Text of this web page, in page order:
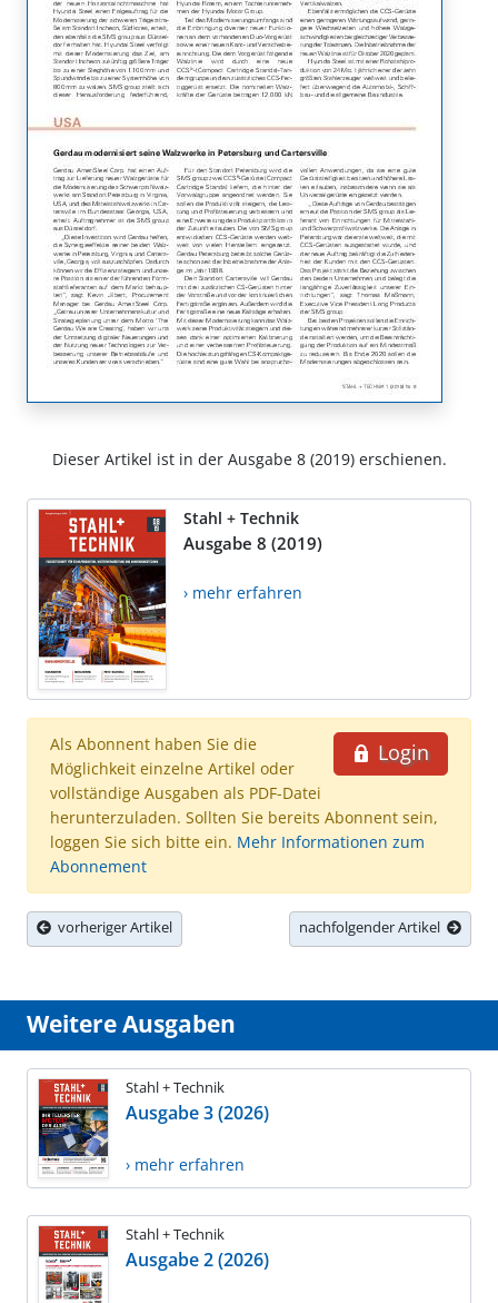
Dieser Artikel ist in der Ausgabe 8 (2019) erschienen.
Stahl + Technik
Ausgabe 8 (2019)
› mehr erfahren
Login
Als Abonnent haben Sie die
Möglichkeit einzelne Artikel oder
vollständige Ausgaben als PDF-Datei
herunterzuladen. Sollten Sie bereits Abonnent sein,
loggen Sie sich bitte ein. Mehr Informationen zum
Abonnement
vorheriger Artikel nachfolgender Artikel
Weitere Ausgaben
Stahl + Technik
Ausgabe 3 (2026)
› mehr erfahren
Stahl + Technik
Ausgabe 2 (2026)